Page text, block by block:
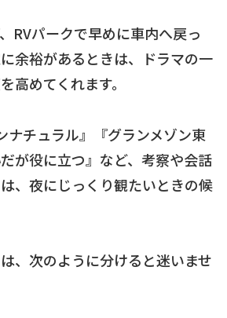
RVパークで早めに車内へ戻っ
余裕があるときは、ドラマの一
高めてくれます。
ナチュラル』『グランメゾン東
が役に立つ』など、考察や会話
、夜にじっくり観たいときの候
、次のように分けると迷いませ